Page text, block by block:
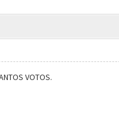
VOTOS.